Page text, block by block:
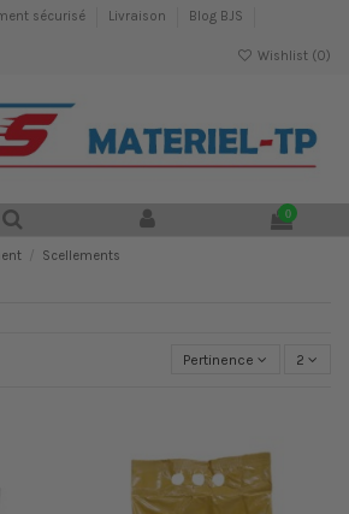
sécurisé Livraison
Blog BJS
Wishlist (0)
0
Scellements
Pertinence 2